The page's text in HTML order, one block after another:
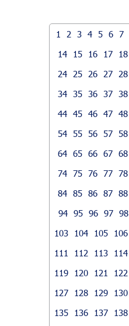
1 2 3 4 5 6 7
14
15 16 17 18
24
25 26 27 28
34 35 36 37 38
44 45 46 47 48
54 55 56 57 58
64 65 66 67 68
74 75 76 77 78
84 85 86 87 88
94 95 96 97 98
103
104 105 106
111
112 113 114
119
120 121 122
127
128 129 130
135
136 137 138